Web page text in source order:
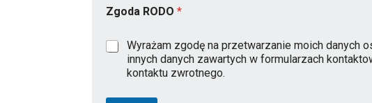
Zgoda RODO *
Wyrażam zgodę na przetwarzanie moich danych
innych danych zawartych w formularzach
kontaktu zwrotnego.